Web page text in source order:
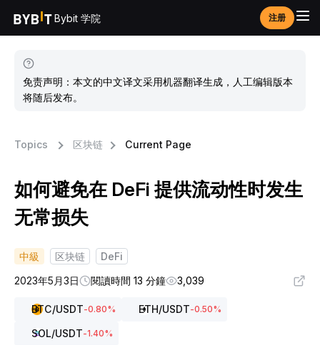
Bybit 学院 注册
免责声明：本文的中文译文采用机器翻译生成，人工编辑版本
将随后发布。
Topics 区块链 Current Page
如何避免在 DeFi 提供流动性时发生
无常损失
中級 区块链
DeFi
2023年5月3日
閱讀時間 13 分鐘 3,039
BTC/USDT-0.80% ETH/USDT-0.50%
SOL/USDT-1.40%